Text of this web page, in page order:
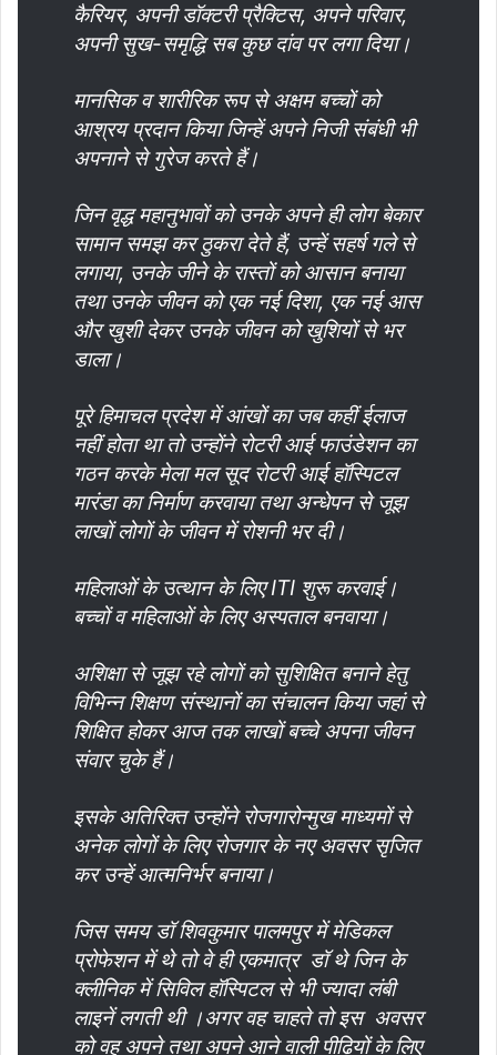
कैरियर, अपनी डॉक्टरी प्रैक्टिस, अपने परिवार,
अपनी सुख-समृद्धि सब कुछ दांव पर लगा दिया।
मानसिक व शारीरिक रूप से अक्षम बच्चों को
आश्रय प्रदान किया जिन्हें अपने निजी संबंधी भी
अपनाने से गुरेज करते हैं।
जिन वृद्ध महानुभावों को उनके अपने ही लोग बेकार
सामान समझ कर ठुकरा देते हैं, उन्हें सहर्ष गले से
लगाया, उनके जीने के रास्तों को आसान बनाया
तथा उनके जीवन को एक नई दिशा, एक नई आस
और खुशी देकर उनके जीवन को खुशियों से भर
डाला।
पूरे हिमाचल प्रदेश में आंखों का जब कहीं ईलाज
नहीं होता था तो उन्होंने रोटरी आई फाउंडेशन का
गठन करके मेला मल सूद रोटरी आई हॉस्पिटल
मारंडा का निर्माण करवाया तथा अन्धेपन से जूझ
लाखों लोगों के जीवन में रोशनी भर दी।
महिलाओं के उत्थान के लिए ITI शुरू करवाई।
बच्चों व महिलाओं के लिए अस्पताल बनवाया।
अशिक्षा से जूझ रहे लोगों को सुशिक्षित बनाने हेतु
विभिन्न शिक्षण संस्थानों का संचालन किया जहां से
शिक्षित होकर आज तक लाखों बच्चे अपना जीवन
संवार चुके हैं।
इसके अतिरिक्त उन्होंने रोजगारोन्मुख माध्यमों से
अनेक लोगों के लिए रोजगार के नए अवसर सृजित
कर उन्हें आत्मनिर्भर बनाया।
जिस समय डॉ शिवकुमार पालमपुर में मेडिकल
प्रोफेशन में थे तो वे ही एकमात्र डॉ थे जिन के
क्लीनिक में सिविल हॉस्पिटल से भी ज्यादा लंबी
लाइनें लगती थी ।अगर वह चाहते तो इस अवसर
को वह अपने तथा अपने आने वाली पीढ़ियों के लिए